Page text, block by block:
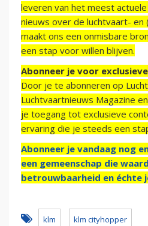
leveren van het meest actuele
nieuws over de luchtvaart- en
maakt ons een onmisbare
een stap voor willen blijven.
Abonneer je voor
Door je te abonneren op
Luchtvaartnieuws Magazine
je toegang tot exclusieve
ervaring die je steeds een
Abonneer je vandaag nog
een gemeenschap die
betrouwbaarheid en échte
klm klm cityhopper